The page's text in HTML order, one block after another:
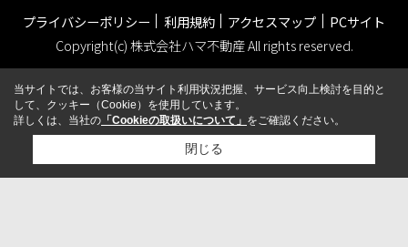
プライバシーポリシー 利用規約 アクセスマップ
PCサイト
Copyright(c) 株式会社ハマ不動産 All rights reserved.
当サイトでは、お客様の当サイト利用状況把握、サービス向上検討を目的と
して、クッキー（Cookie）を使用しています。
詳しくは、当社の 「Cookieの取扱いについて」 をご確認ください。
閉じる